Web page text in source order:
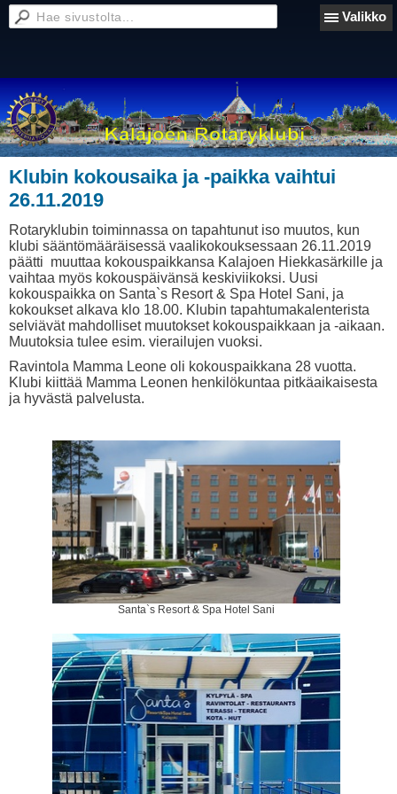
Valikko
Klubin kokousaika ja -paikka vaihtui
26.11.2019
Rotaryklubin toiminnassa on tapahtunut iso muutos, kun
klubi sääntömääräisessä vaalikokouksessaan 26.11.2019
päätti muuttaa kokouspaikkansa Kalajoen Hiekkasärkille ja
vaihtaa myös kokouspäivänsä keskiviikoksi. Uusi
kokouspaikka on Santa`s Resort & Spa Hotel Sani, ja
kokoukset alkava klo 18.00. Klubin tapahtumakalenterista
selviävät mahdolliset muutokset kokouspaikkaan ja -aikaan.
Muutoksia tulee esim. vierailujen vuoksi.
Ravintola Mamma Leone oli kokouspaikkana 28 vuotta.
Klubi kiittää Mamma Leonen henkilökuntaa pitkäaikaisesta
ja hyvästä palvelusta.
Santa`s Resort & Spa Hotel Sani